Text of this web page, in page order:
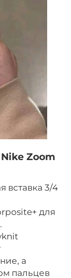
Zoom
вставка 3/4
для
а
пальцев